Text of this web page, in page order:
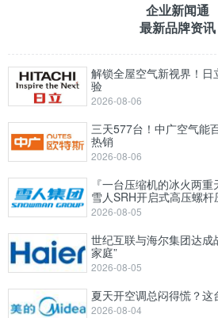
企业新闻通
最新品牌资讯
解锁全屋空气新视界！
验
2026-08-06
三天577台！中广空气能
热销
2026-08-06
『一台压缩机的冰火两
雪人SRH开启式高压螺杆
2026-08-05
世纪互联与海尔集团达成
家庭”
2026-08-05
夏天开空调总闷得慌？
2026-08-04